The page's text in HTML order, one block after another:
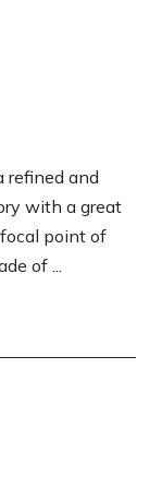
refined and
with a great
point of
of ...